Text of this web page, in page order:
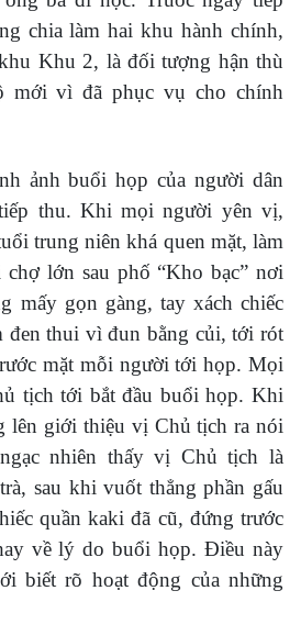
chia làm hai khu hành chính,
Khu 2, là đối tượng hận thù
mới vì đã phục vụ cho chính
ảnh buổi họp của người dân
thu. Khi mọi người yên vị,
trung niên khá quen mặt, làm
lớn sau phố “Kho bạc” nơi
mấy gọn gàng, tay xách chiếc
đen thui vì đun bằng củi, tới rót
mặt mỗi người tới họp. Mọi
tịch tới bắt đầu buổi họp. Khi
lên giới thiệu vị Chủ tịch ra nói
nhiên thấy vị Chủ tịch là
sau khi vuốt thẳng phần gấu
quần kaki đã cũ, đứng trước
về lý do buổi họp. Điều này
biết rõ hoạt động của những